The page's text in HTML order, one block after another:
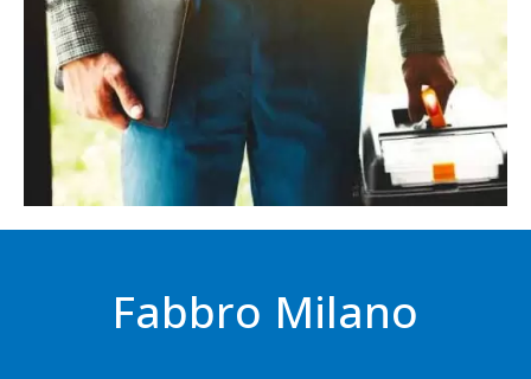
Fabbro Milano